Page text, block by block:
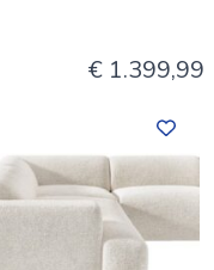
€ 1.399,99